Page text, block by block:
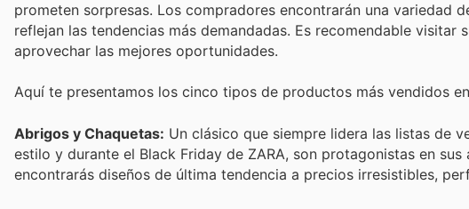
prometen sorpresas. Los compradores encontrarán una variedad
reflejan las tendencias más demandadas. Es recomendable
aprovechar las mejores oportunidades.
Aquí te presentamos los cinco tipos de productos más vendidos
Abrigos y Chaquetas: Un clásico que siempre lidera las listas de
estilo y durante el Black Friday de ZARA, son protagonistas en
encontrarás diseños de última tendencia a precios irresistibles,